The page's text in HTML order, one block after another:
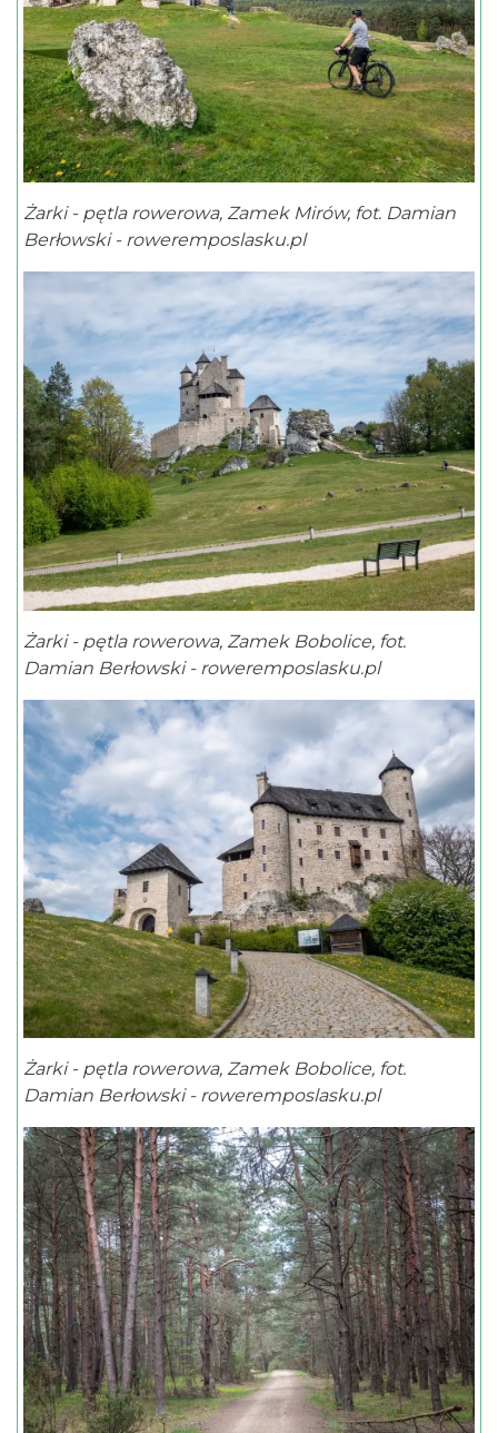
Żarki - pętla rowerowa, Zamek Mirów, fot. Damian
Berłowski - roweremposlasku.pl
Żarki - pętla rowerowa, Zamek Bobolice, fot.
Damian Berłowski - roweremposlasku.pl
Żarki - pętla rowerowa, Zamek Bobolice, fot.
Damian Berłowski - roweremposlasku.pl